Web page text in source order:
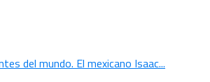
del mundo. El mexicano Isaac...